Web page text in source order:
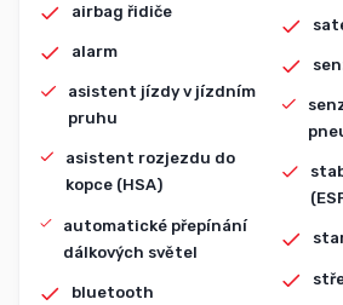
airbag řidiče
alarm
asistent jízdy v jízdním
pruhu
asistent rozjezdu do
kopce (HSA)
automatické přepínání
dálkových světel
bluetooth